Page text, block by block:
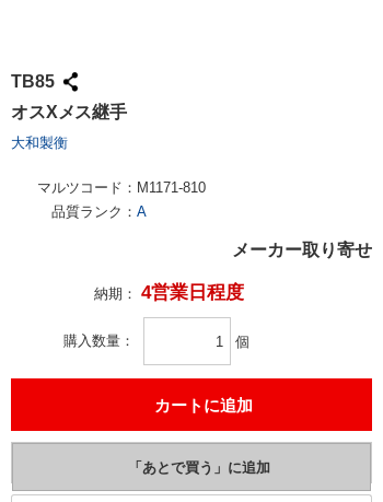
TB85
オスXメス継手
大和製衡
マルツコード： M1171-810
品質ランク： A
メーカー取り寄せ
納期： 4営業日程度
購入数量 個